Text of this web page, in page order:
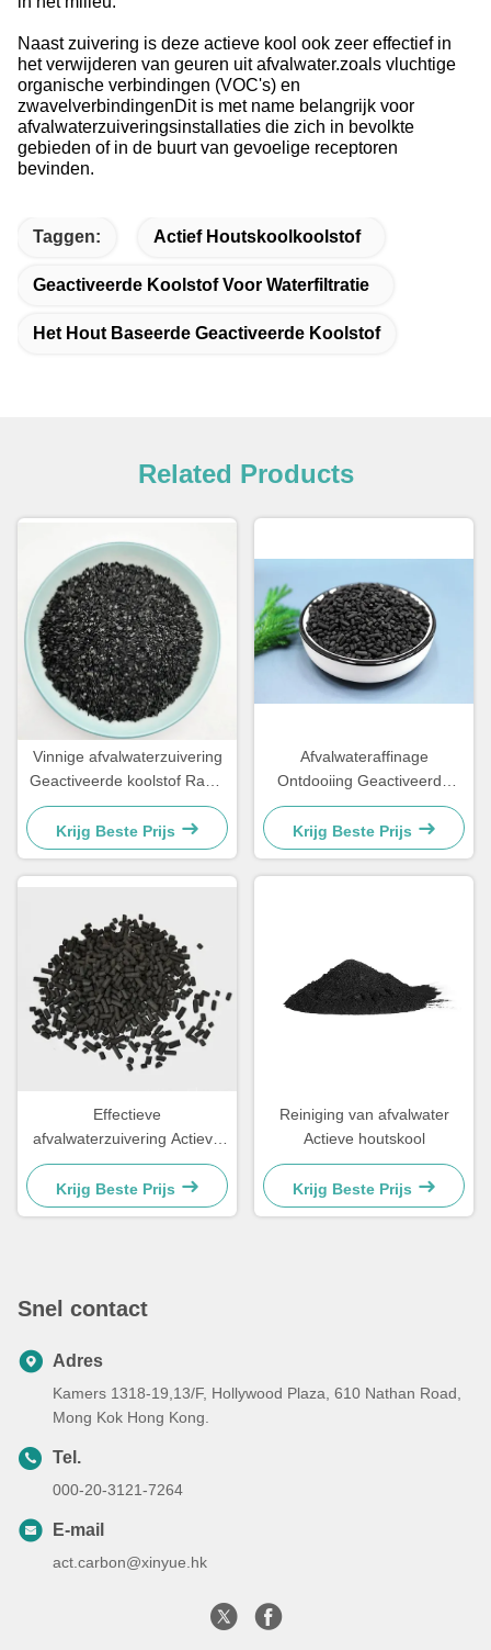
Naast zuivering is deze actieve kool ook zeer effectief in
het verwijderen van geuren uit afvalwater.zoals vluchtige
organische verbindingen (VOC's) en
zwavelverbindingenDit is met name belangrijk voor
afvalwaterzuiveringsinstallaties die zich in bevolkte
gebieden of in de buurt van gevoelige receptoren
bevinden.
Taggen: Actief Houtskoolkoolstof
Geactiveerde Koolstof Voor Waterfiltratie
Het Hout Baseerde Geactiveerde Koolstof
Related Products
Vinnige afvalwaterzuivering
Geactiveerde koolstof Rauw
hout Poedergeactiveerde
koolstof
Krijg Beste Prijs
Afvalwateraffinage
Ontdooiing Geactiveerde
kolenpellets Bulk
Krijg Beste Prijs
Effectieve
afvalwaterzuivering Actieve
koolstofpilaren Hout voor
verkleuring
Krijg Beste Prijs
Reiniging van afvalwater
Actieve houtskool
Krijg Beste Prijs
Snel contact
Adres
Kamers 1318-19,13/F, Hollywood Plaza, 610 Nathan Road,
Mong Kok Hong Kong.
Tel.
000-20-3121-7264
E-mail
act.carbon@xinyue.hk